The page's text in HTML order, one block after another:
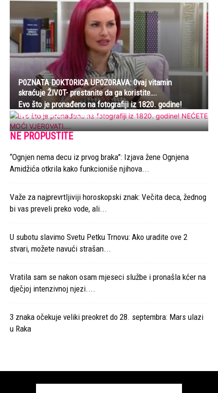
P0ZNATA D0KT0RlCA UP0Z0RAVA: 0vaj vitamin
skraćuje ŽlV0T- prestanite da ga koristite….
Evo što je pronađeno na fotografiji iz 1820. godine!
NEĆETE MOĆl VJER0VATl….
NE PROPUSTITE
“Ognjen nema decu iz prvog braka”: Izjava žene Ognjena
Amidžića otkrila kako funkcioniše njihova...
Važe za najprevrtljiviji horoskopski znak: Večita deca, žednog
bi vas preveli preko vode, ali...
U subotu slavimo Svetu Petku Trnovu: Ako uradite ove 2
stvari, možete navući strašan...
Vratila sam se nakon osam mjeseci službe i pronašla kćer na
dječjoj intenzivnoj njezi....
3 znaka očekuje veliki preokret do 28. septembra: Mars ulazi
u Raka